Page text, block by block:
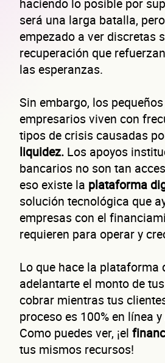
haciendo lo posible por
será una larga batalla,
empezado a ver discretas
recuperación que
las esperanzas.
Sin embargo, los
empresarios viven con
tipos de crisis causadas
liquidez. Los apoyos
bancarios no son tan
eso existe la plataforma
solución tecnológica que
empresas con el
requieren para operar y
Lo que hace la plataforma
adelantarte el monto de
cobrar mientras tus
proceso es 100% en línea
Como puedes ver, ¡el
tus mismos recursos!